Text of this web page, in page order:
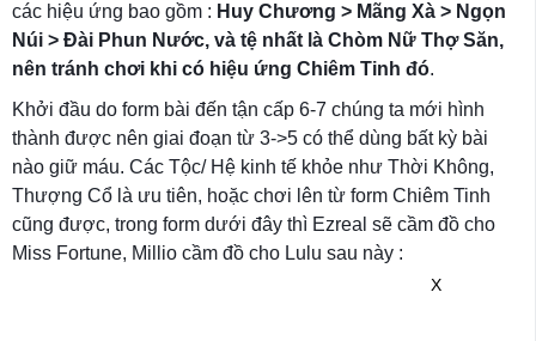
các hiệu ứng bao gồm : Huy Chương > Mãng Xà > Ngọn
Núi > Đài Phun Nước, và tệ nhất là Chòm Nữ Thợ Săn,
nên tránh chơi khi có hiệu ứng Chiêm Tinh đó.
Khởi đầu do form bài đến tận cấp 6-7 chúng ta mới hình
thành được nên giai đoạn từ 3->5 có thể dùng bất kỳ bài
nào giữ máu. Các Tộc/ Hệ kinh tế khỏe như Thời Không,
Thượng Cổ là ưu tiên, hoặc chơi lên từ form Chiêm Tinh
cũng được, trong form dưới đây thì Ezreal sẽ cầm đồ cho
Miss Fortune, Millio cầm đồ cho Lulu sau này :
X